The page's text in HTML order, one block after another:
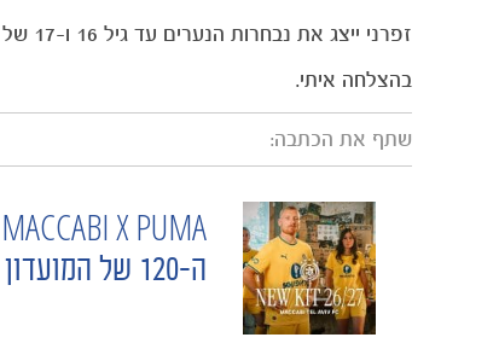
זפרני ייצג את נבחרות הנערים עד גיל 16 ו-17 של ישראל וכבש 3 שערים ב-9 משחקים בינ"ל.
בהצלחה איתי.
שתף את הכתבה:
POST
NAVIGATION
ה-120 של המועדון